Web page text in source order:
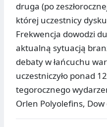
druga (po
której uczestnicy
Frekwencja dowodzi
aktualną sytuacją
debaty w łańcuchu
uczestniczyło ponad
tegorocznego
Orlen Polyolefins, Dow